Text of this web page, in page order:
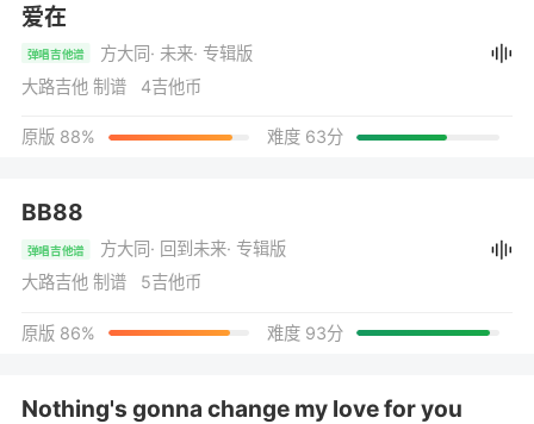
爱在
弹唱吉他谱 方大同· 未来· 专辑版
大路吉他 制谱 4吉他币
原版 88% 难度 63分
BB88
弹唱吉他谱 方大同· 回到未来· 专辑版
大路吉他 制谱 5吉他币
原版 86% 难度 93分
Nothing's gonna change my love for you